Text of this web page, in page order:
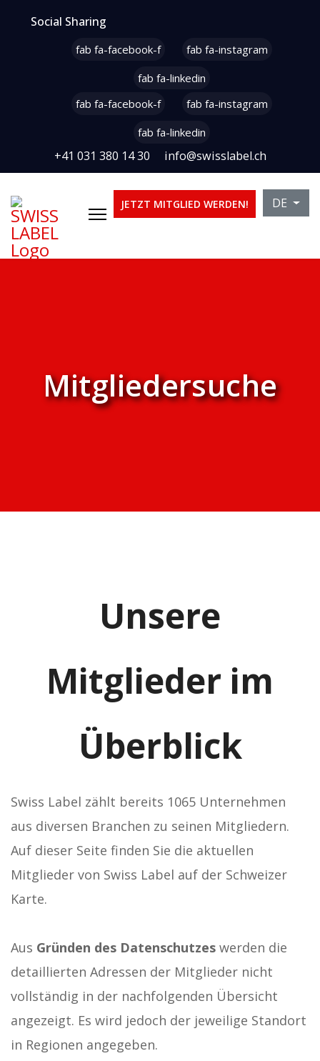
Social Sharing
fab fa-facebook-f
fab fa-instagram
fab fa-linkedin
fab fa-facebook-f
fab fa-instagram
fab fa-linkedin
+41 031 380 14 30 info@swisslabel.ch
JETZT MITGLIED WERDEN! DE
Mitgliedersuche
Unsere
Mitglieder im
Überblick
Swiss Label zählt bereits 1065 Unternehmen
aus diversen Branchen zu seinen Mitgliedern.
Auf dieser Seite finden Sie die aktuellen
Mitglieder von Swiss Label auf der Schweizer
Karte.
Aus Gründen des Datenschutzes werden die
detaillierten Adressen der Mitglieder nicht
vollständig in der nachfolgenden Übersicht
angezeigt. Es wird jedoch der jeweilige Standort
in Regionen angegeben.